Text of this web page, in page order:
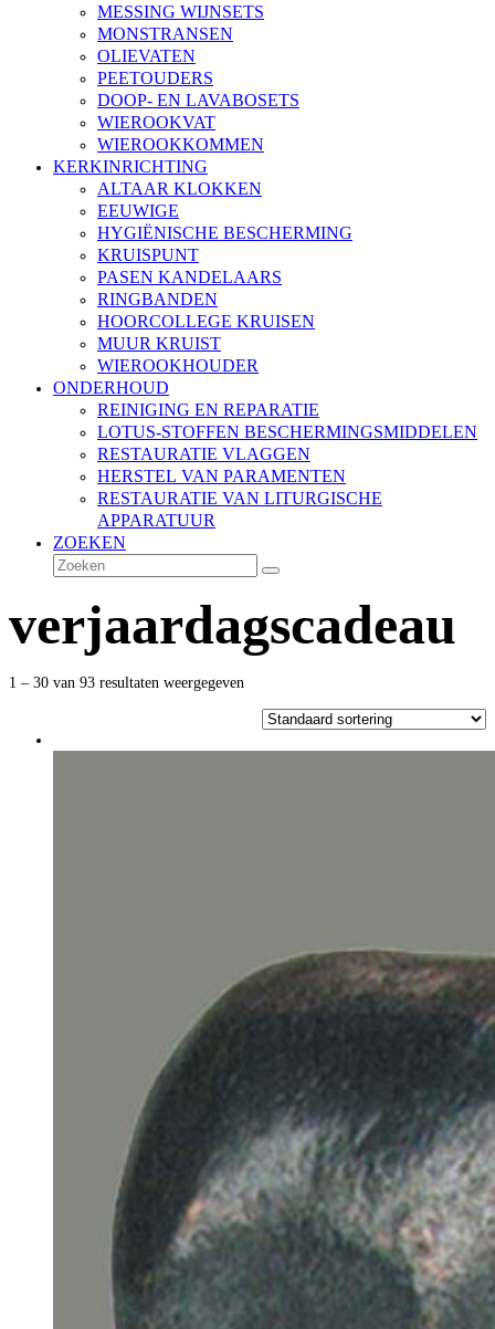
MESSING WIJNSETS
MONSTRANSEN
OLIEVATEN
PEETOUDERS
DOOP- EN LAVABOSETS
WIEROOKVAT
WIEROOKKOMMEN
KERKINRICHTING
ALTAAR KLOKKEN
EEUWIGE
HYGIËNISCHE BESCHERMING
KRUISPUNT
PASEN KANDELAARS
RINGBANDEN
HOORCOLLEGE KRUISEN
MUUR KRUIST
WIEROOKHOUDER
ONDERHOUD
REINIGING EN REPARATIE
LOTUS-STOFFEN BESCHERMINGSMIDDELEN
RESTAURATIE VLAGGEN
HERSTEL VAN PARAMENTEN
RESTAURATIE VAN LITURGISCHE
APPARATUUR
ZOEKEN
Zoeken
Verzenden
verjaardagscadeau
1 – 30 van 93 resultaten weergegeven